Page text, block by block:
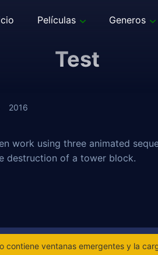
Películas Generos
Test
2016
work using three animated
destruction of a tower block.
contiene ventanas emergentes y la